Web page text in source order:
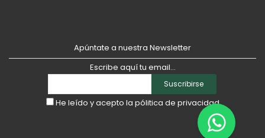
Apúntate a nuestra Newsletter
Escribe aquí tu email...
Suscribirse
He leído y acepto la pólitica de privacidad